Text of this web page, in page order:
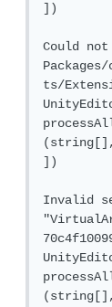
])
Could
ts/
])
Invalid